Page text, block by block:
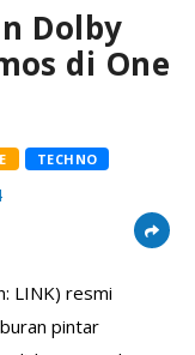
Dolby
di One
TECHNO
LINK) resmi
pintar